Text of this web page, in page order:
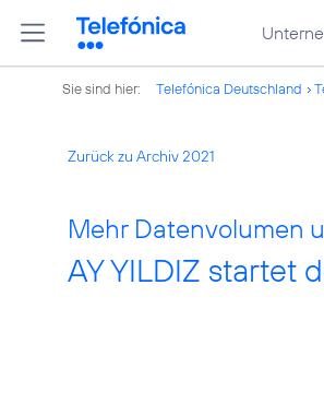
Sie sind hier: Telefónica Deutschland
Zurück zu Archiv 2021
Mehr Datenvolumen
AY YILDIZ startet